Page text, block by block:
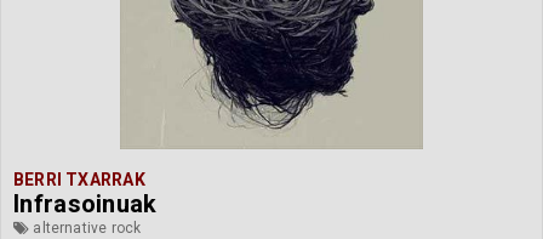
BERRI TXARRAK
Infrasoinuak
alternative rock